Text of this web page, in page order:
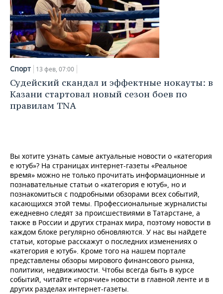
Спорт 13 фев, 07:00
Судейский скандал и эффектные нокауты: в
Казани стартовал новый сезон боев по
правилам TNA
Вы хотите узнать самые актуальные новости о «категория
е ютуб»? На страницах интернет-газеты «Реальное
время» можно не только прочитать информационные и
познавательные статьи о «категория е ютуб», но и
познакомиться с подробными обзорами всех событий,
касающихся этой темы. Профессиональные журналисты
ежедневно следят за происшествиями в Татарстане, а
также в России и других странах мира, поэтому новости в
каждом блоке регулярно обновляются. У нас вы найдете
статьи, которые расскажут о последних изменениях о
«категория е ютуб». Кроме того на нашем портале
представлены обзоры мирового финансового рынка,
политики, недвижимости. Чтобы всегда быть в курсе
событий, читайте «горячие» новости в главной ленте и в
других разделах интернет-газеты.